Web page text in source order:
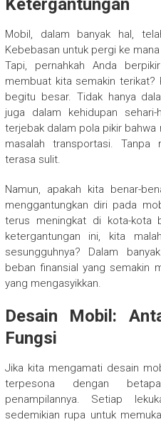
Ketergantungan
Mobil, dalam banyak hal,
Kebebasan untuk pergi ke
Tapi, pernahkah Anda
membuat kita semakin
begitu besar. Tidak hanya
juga dalam kehidupan
terjebak dalam pola pikir
masalah transportasi. Tanpa
terasa sulit.
Namun, apakah kita benar-
menggantungkan diri pada
terus meningkat di kota-kota
ketergantungan ini, kita
sesungguhnya? Dalam
beban finansial yang semakin
yang mengasyikkan.
Desain Mobil:
Fungsi
Jika kita mengamati desain
terpesona dengan
penampilannya. Setiap
sedemikian rupa untuk